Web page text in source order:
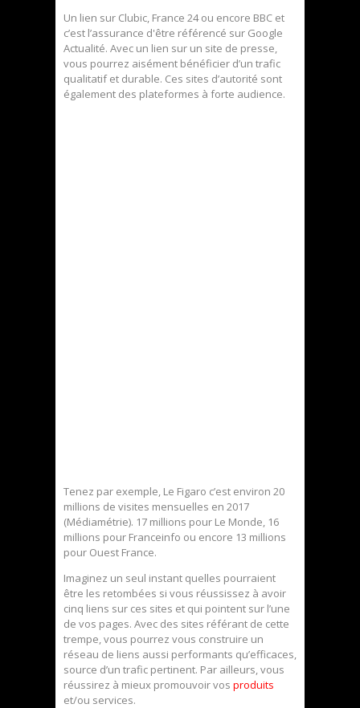
Un lien sur Clubic, France 24 ou encore BBC et
c’est l’assurance d'être référencé sur Google
Actualité. Avec un lien sur un site de presse,
vous pourrez aisément bénéficier d’un trafic
qualitatif et durable. Ces sites d’autorité sont
également des plateformes à forte audience.
Tenez par exemple, Le Figaro c’est environ 20
millions de visites mensuelles en 2017
(Médiamétrie). 17 millions pour Le Monde, 16
millions pour Franceinfo ou encore 13 millions
pour Ouest France.
Imaginez un seul instant quelles pourraient
être les retombées si vous réussissez à avoir
cinq liens sur ces sites et qui pointent sur l’une
de vos pages. Avec des sites référant de cette
trempe, vous pourrez vous construire un
réseau de liens aussi performants qu’efficaces,
source d’un trafic pertinent. Par ailleurs, vous
réussirez à mieux promouvoir vos produits
et/ou services.